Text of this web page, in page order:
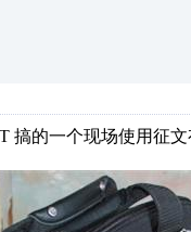
搞的一个现场使用征